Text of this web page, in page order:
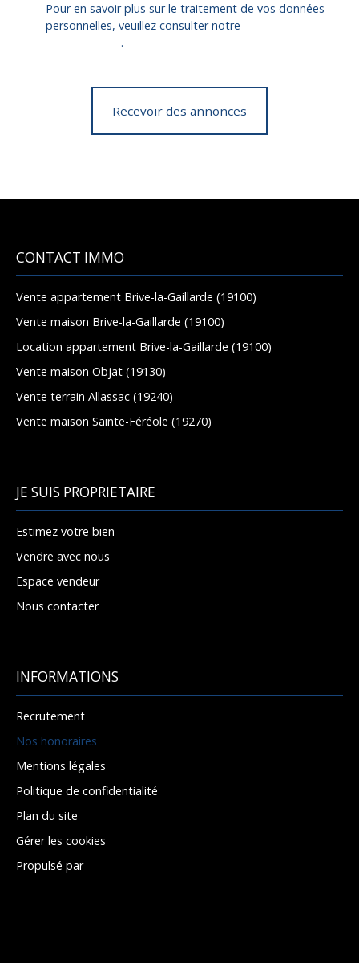
Pour en savoir plus sur le traitement de vos données
personnelles, veuillez consulter notre
.
Recevoir des annonces
CONTACT IMMO
Vente appartement Brive-la-Gaillarde (19100)
Vente maison Brive-la-Gaillarde (19100)
Location appartement Brive-la-Gaillarde (19100)
Vente maison Objat (19130)
Vente terrain Allassac (19240)
Vente maison Sainte-Féréole (19270)
JE SUIS PROPRIETAIRE
Estimez votre bien
Vendre avec nous
Espace vendeur
Nous contacter
INFORMATIONS
Recrutement
Nos honoraires
Mentions légales
Politique de confidentialité
Plan du site
Gérer les cookies
Propulsé par